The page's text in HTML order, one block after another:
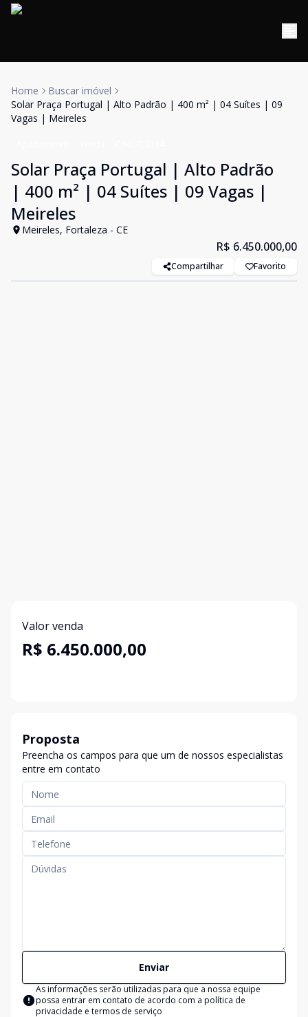
Home
Buscar imóvel
Solar Praça Portugal | Alto Padrão | 400 m² | 04 Suítes | 09
Vagas | Meireles
Solar Praça Portugal | Alto Padrão
| 400 m² | 04 Suítes | 09 Vagas |
Meireles
Meireles, Fortaleza - CE
R$ 6.450.000,00
Compartilhar Favorito
Valor venda
R$ 6.450.000,00
Proposta
Preencha os campos para que um de nossos especialistas
entre em contato
Enviar
As informações serão utilizadas para que a nossa equipe
possa entrar em contato de acordo com a política de
privacidade e termos de serviço